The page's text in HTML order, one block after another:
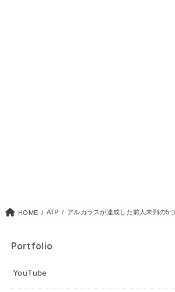
HOME ATP アルカラスが達成した前人未到の5
Portfolio
YouTube